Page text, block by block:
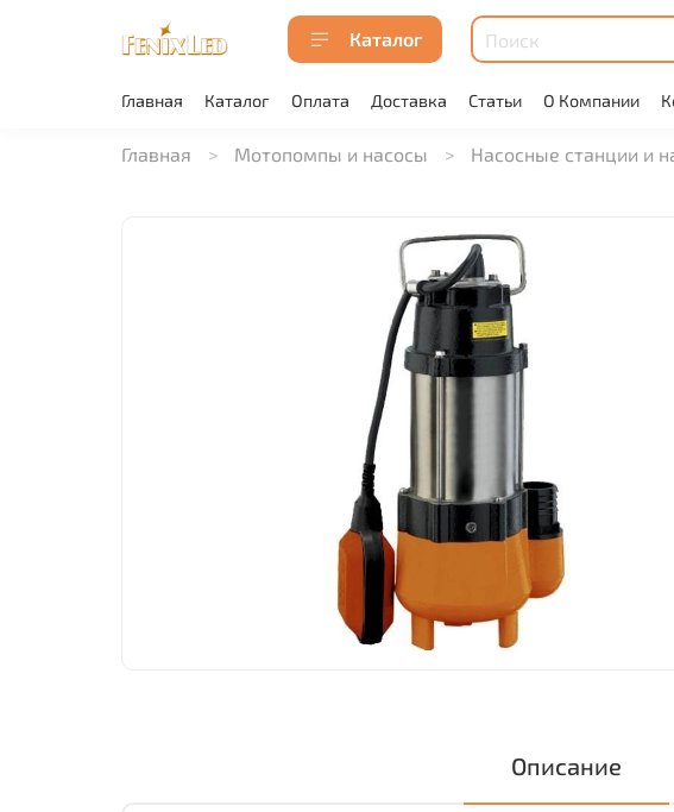
Каталог
Главная Каталог Оплата Доставка Статьи О Компании
Главная Мотопомпы и насосы Насосные станции и
Описание